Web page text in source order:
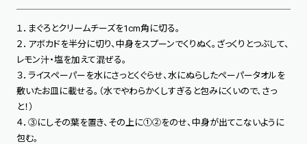
１．まぐろとクリームチーズを1cm角に切る。
２．アボカドを半分に切り、中身をスプーンでくりぬく。ざっくりとつぶして、
レモン汁・塩を加えて混ぜる。
３．ライスペーパーを水にさっとくぐらせ、水にぬらしたペーパータオルを
敷いたお皿に載せる。（水でやわらかくしすぎると包みにくいので、さっ
と！）
４．③にしその葉を置き、その上に①②をのせ、中身が出てこないように
包む。